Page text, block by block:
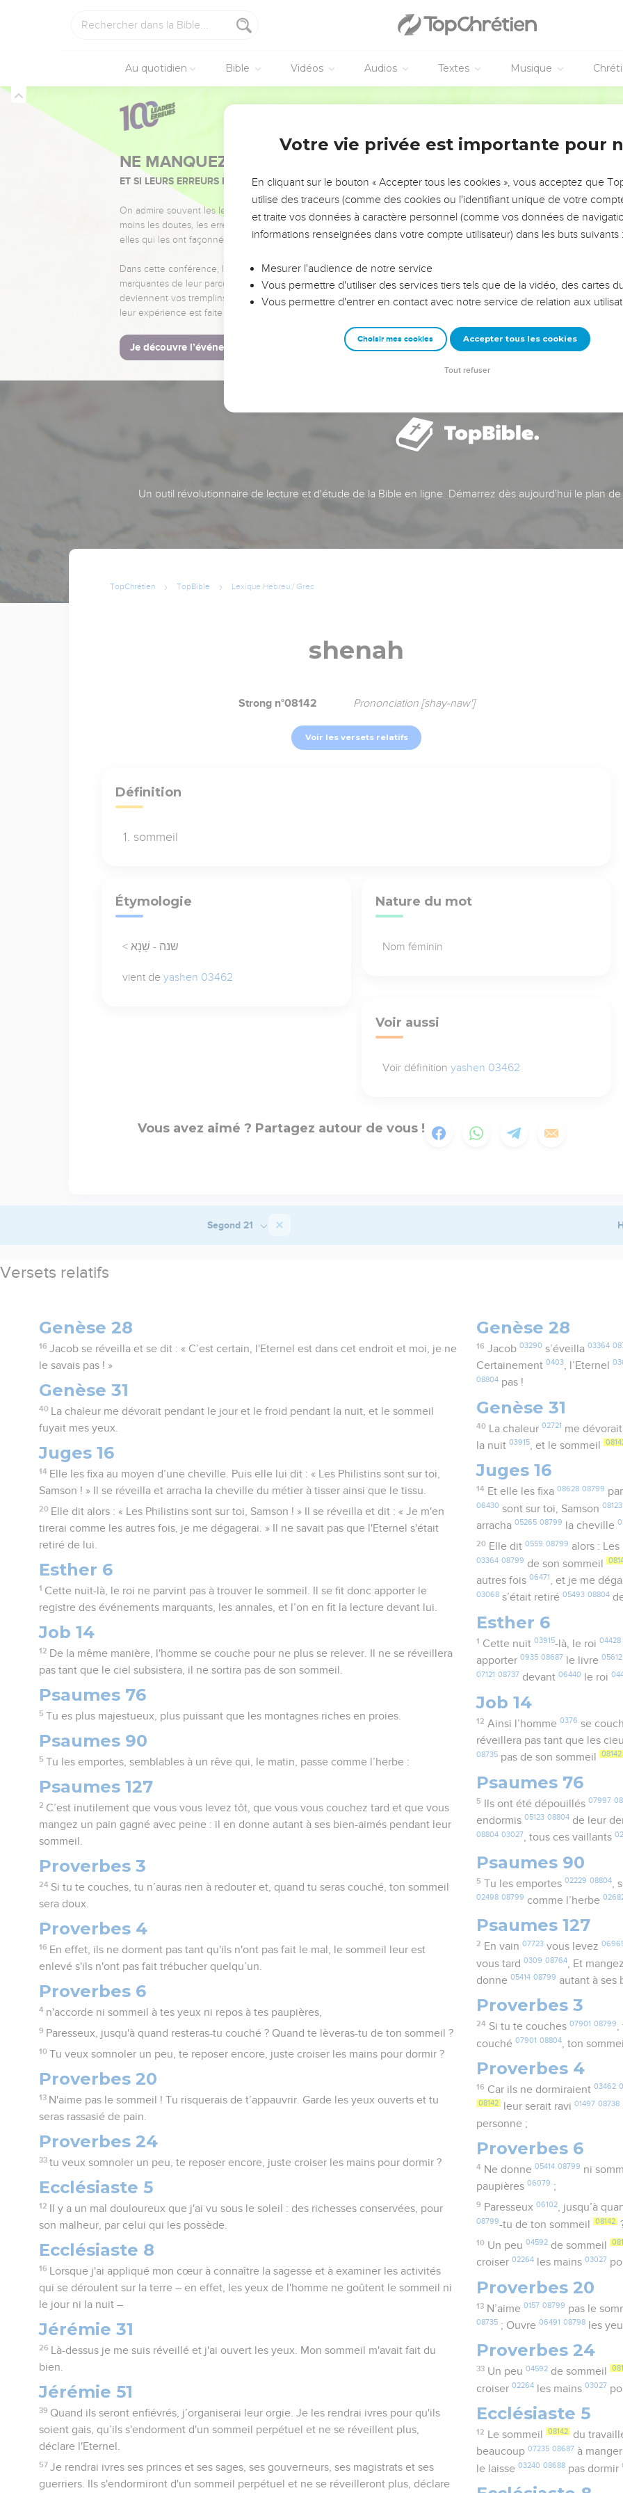
Au quotidien Bible Vidéos Audios Textes Musique
NE MANQUEZ PAS L’ÉVÉNEMENT DE L’ANNÉE !
ET SI LEURS ERREURS POUVAIENT VOUS ÉVITER LES VOTRES ?
On admire souvent les leaders pour leurs réussites, leur impact, leur foi ou leur vision. Mais on voit
moins les doutes, les erreurs et les saisons difficiles qu'ils ont traversés, alors même que ce sont
elles qui les ont façonnés.
Dans cette conférence, leaders, entrepreneurs, et responsables reviennent sur les erreurs
marquantes de leur parcours et les clés pour avancer avec plus de sagesse afin que leurs erreurs
deviennent vos tremplins. Que vous guidiez un ministère, une équipe, un groupe ou une famille,
leur expérience est faite pour vous.
Je découvre l’événement
Un outil révolutionnaire de lecture et d'étude de la Bible en ligne. Démarrez dès aujourd'hui le plan
TopChrétien TopBible Lexique Hébreu / Grec
shenah
Strong n°08142 Prononciation [shay-naw']
Voir les versets relatifs
Définition
sommeil
Étymologie
< שנה - שֵׁנָא
vient de yashen 03462
Nature du mot
Nom féminin
Voir aussi
Voir définition yashen 03462
Vous avez aimé ? Partagez autour de vous !
Segond 21
Versets relatifs
Genèse 28
16 Jacob se réveilla et se dit : « C’est certain, l'Eternel est dans cet endroit et moi, je ne
le savais pas ! »
Genèse 31
40
La chaleur me dévorait pendant le jour et le froid pendant la nuit, et le sommeil
fuyait mes yeux.
Juges 16
14 Elle les fixa au moyen d’une cheville. Puis elle lui dit : « Les Philistins sont sur toi,
Samson ! » Il se réveilla et arracha la cheville du métier à tisser ainsi que le tissu.
20 Elle dit alors : « Les Philistins sont sur toi, Samson ! » Il se réveilla et dit : « Je m'en
tirerai comme les autres fois, je me dégagerai. » Il ne savait pas que l'Eternel s'était
retiré de lui.
Esther 6
1 Cette nuit-là, le roi ne parvint pas à trouver le sommeil. Il se fit donc apporter le
registre des événements marquants, les annales, et l’on en fit la lecture devant lui.
Job 14
12 De la même manière, l'homme se couche pour ne plus se relever. Il ne se réveillera
pas tant que le ciel subsistera, il ne sortira pas de son sommeil.
Psaumes 76
5 Tu es plus majestueux, plus puissant que les montagnes riches en proies.
Psaumes 90
5 Tu les emportes, semblables à un rêve qui, le matin, passe comme l’herbe :
Psaumes 127
2 C’est inutilement que vous vous levez tôt, que vous vous couchez tard et que vous
mangez un pain gagné avec peine : il en donne autant à ses bien-aimés pendant leur
sommeil.
Proverbes 3
24 Si tu te couches, tu n’auras rien à redouter et, quand tu seras couché, ton sommeil
sera doux.
Proverbes 4
16 En effet, ils ne dorment pas tant qu'ils n'ont pas fait le mal, le sommeil leur est
enlevé s'ils n'ont pas fait trébucher quelqu’un.
Proverbes 6
4 n'accorde ni sommeil à tes yeux ni repos à tes paupières,
9 Paresseux, jusqu'à quand resteras-tu couché ? Quand te lèveras-tu de ton sommeil ?
10 Tu veux somnoler un peu, te reposer encore, juste croiser les mains pour dormir ?
Proverbes 20
13 N'aime pas le sommeil ! Tu risquerais de t’appauvrir. Garde les yeux ouverts et tu
seras rassasié de pain.
Proverbes 24
33 tu veux somnoler un peu, te reposer encore, juste croiser les mains pour dormir ?
Ecclésiaste 5
12
Il y a un mal douloureux que j'ai vu sous le soleil : des richesses conservées, pour
son malheur, par celui qui les possède.
Ecclésiaste 8
16
Lorsque j'ai appliqué mon cœur à connaître la sagesse et à examiner les activités
qui se déroulent sur la terre – en effet, les yeux de l'homme ne goûtent le sommeil ni
le jour ni la nuit –
Jérémie 31
26
Là-dessus je me suis réveillé et j'ai ouvert les yeux. Mon sommeil m'avait fait du
bien.
Jérémie 51
39 Quand ils seront enfiévrés, j’organiserai leur orgie. Je les rendrai ivres pour qu'ils
soient gais, qu’ils s'endorment d'un sommeil perpétuel et ne se réveillent plus,
déclare l'Eternel.
57 Je rendrai ivres ses princes et ses sages, ses gouverneurs, ses magistrats et ses
guerriers. Ils s'endormiront d'un sommeil perpétuel et ne se réveilleront plus, déclare
Genèse 28
16 Jacob 03290 s’éveilla 03364
Certainement0403, l’Eternel
08804 pas !
Genèse 31
40 La chaleur 02721 me dévorait
la nuit03915, et le sommeil
Juges 16
14 Et elle les fixa 08628 08799
06430 sont sur toi, Samson08123
arracha05265 08799 la cheville
20 Elle dit 0559 08799 alors :
03364 08799 de son sommeil
autres fois06471 , et je me
03068 s’était retiré05493 08804
Esther 6
1 Cette nuit 03915-là, le roi 04428
apporter0935 08687 le livre05612
07121 08737 devant06440 le roi
Job 14
12 Ainsi l’homme 0376 se
réveillera pas tant que les
08735 pas de son sommeil 08142
Psaumes 76
5 Ils ont été dépouillés 07997
endormis05123 08804 de leur
08804 03027, tous ces vaillants
Psaumes 90
5 Tu les emportes 02229 08804,
02498 08799 comme l’herbe
Psaumes 127
2 En vain 07723vous levez
vous tard0309 08764 , Et
donne05414 08799 autant à ses
Proverbes 3
24 Si tu te couches 07901 08799,
couché07901 08804 , ton
Proverbes 4
16 Car ils ne dormiraient 03462
08142 leur serait ravi01497 08738
personne ;
Proverbes 6
4 Ne donne 05414 08799 ni
paupières06079 ;
9 Paresseux 06102, jusqu’à
08799-tu de ton sommeil 08142
10 Un peu 04592de sommeil
croiser02264 les mains03027
Proverbes 20
13 N’aime 0157 08799 pas le
08735 ; Ouvre06491 08798 les
Proverbes 24
33 Un peu 04592de sommeil
croiser02264 les mains03027
Ecclésiaste 5
12 Le sommeil 08142 du
beaucoup07235 08687 à
le laisse03240 08688 pas dormir
Votre vie privée est importante pour
En cliquant sur le bouton « Accepter tous les cookies », vous acceptez que
utilise des traceurs (comme des cookies ou l'identifiant unique de votre
et traite vos données à caractère personnel (comme vos données de
informations renseignées dans votre compte utilisateur) dans les buts suivants :
Mesurer l'audience de notre service
Vous permettre d'utiliser des services tiers tels que de la vidéo, des cartes
Vous permettre d'entrer en contact avec notre service de relation aux
Choisir mes cookies Accepter tous les cookies
Tout refuser